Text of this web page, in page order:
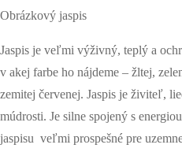
Obrázkový jaspis
Jaspis je veľmi výživný, teplý a
v akej farbe ho nájdeme – žltej,
zemitej červenej. Jaspis je živiteľ,
múdrosti. Je silne spojený s
jaspisu veľmi prospešné pre